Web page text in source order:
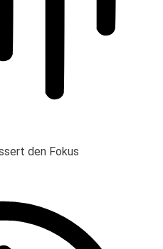
den Fokus